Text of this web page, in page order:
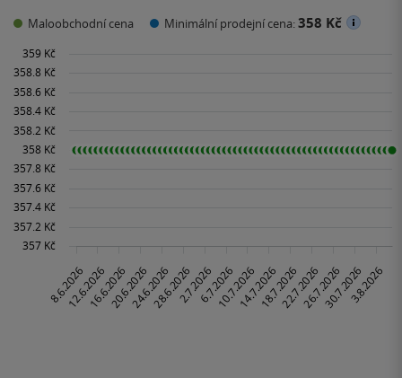
Maloobchodní cena Minimální prodejní cena:358 Kč